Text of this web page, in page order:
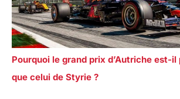
Pourquoi le grand prix d’Autriche est-il
que celui de Styrie ?